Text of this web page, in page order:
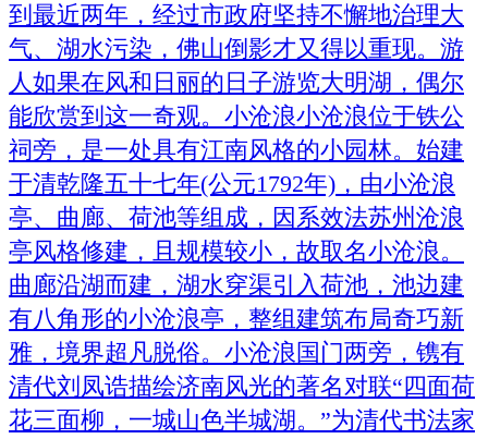
到最近两年，经过市政府坚持不懈地治理大
气、湖水污染，佛山倒影才又得以重现。游
人如果在风和日丽的日子游览大明湖，偶尔
能欣赏到这一奇观。小沧浪小沧浪位于铁公
祠旁，是一处具有江南风格的小园林。始建
于清乾隆五十七年(公元1792年)，由小沧浪
亭、曲廊、荷池等组成，因系效法苏州沧浪
亭风格修建，且规模较小，故取名小沧浪。
曲廊沿湖而建，湖水穿渠引入荷池，池边建
有八角形的小沧浪亭，整组建筑布局奇巧新
雅，境界超凡脱俗。小沧浪国门两旁，镌有
清代刘凤诰描绘济南风光的著名对联“四面荷
花三面柳，一城山色半城湖。”为清代书法家